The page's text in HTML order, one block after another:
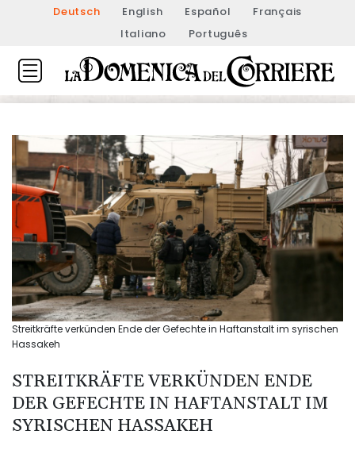
Deutsch English Español
Français
Italiano
Português
Streitkräfte verkünden Ende der Gefechte in Haftanstalt im syrischen
Hassakeh
STREITKRÄFTE VERKÜNDEN ENDE
DER GEFECHTE IN HAFTANSTALT IM
SYRISCHEN HASSAKEH